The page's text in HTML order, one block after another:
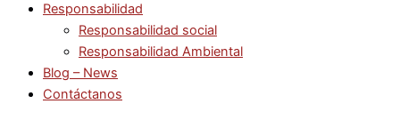
Responsabilidad
Responsabilidad social
Responsabilidad Ambiental
Blog – News
Contáctanos